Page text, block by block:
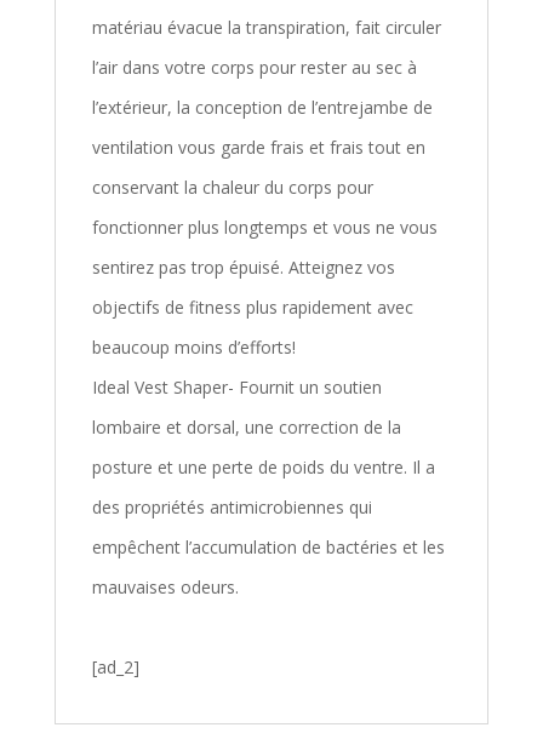
matériau évacue la transpiration, fait circuler
l’air dans votre corps pour rester au sec à
l’extérieur, la conception de l’entrejambe de
ventilation vous garde frais et frais tout en
conservant la chaleur du corps pour
fonctionner plus longtemps et vous ne vous
sentirez pas trop épuisé. Atteignez vos
objectifs de fitness plus rapidement avec
beaucoup moins d’efforts!
Ideal Vest Shaper- Fournit un soutien
lombaire et dorsal, une correction de la
posture et une perte de poids du ventre. Il a
des propriétés antimicrobiennes qui
empêchent l’accumulation de bactéries et les
mauvaises odeurs.
[ad_2]